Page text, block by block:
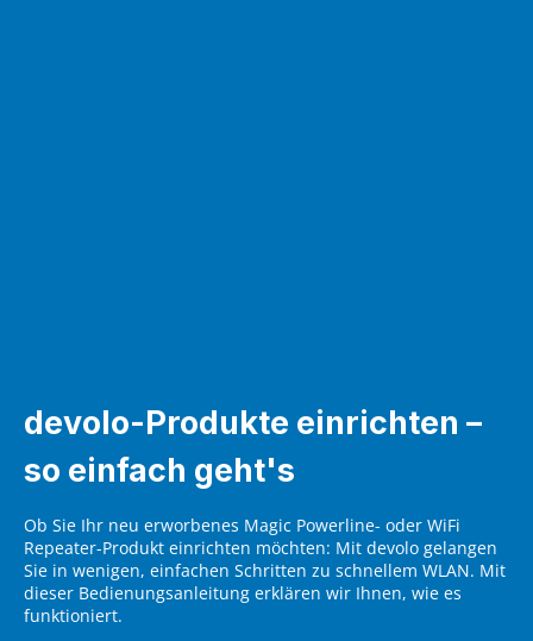
devolo-Produkte einrichten –
so einfach geht's
Ob Sie Ihr neu erworbenes Magic Powerline- oder WiFi
Repeater-Produkt einrichten möchten: Mit devolo gelangen
Sie in wenigen, einfachen Schritten zu schnellem WLAN. Mit
dieser Bedienungsanleitung erklären wir Ihnen, wie es
funktioniert.